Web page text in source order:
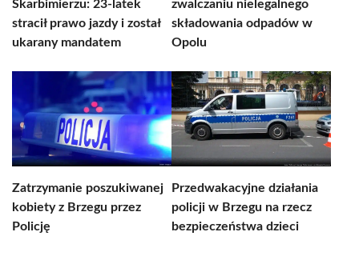
Skarbimierzu: 23-latek
stracił prawo jazdy i został
ukarany mandatem
zwalczaniu nielegalnego
składowania odpadów w
Opolu
Zatrzymanie poszukiwanej
kobiety z Brzegu przez
Policję
Przedwakacyjne działania
policji w Brzegu na rzecz
bezpieczeństwa dzieci